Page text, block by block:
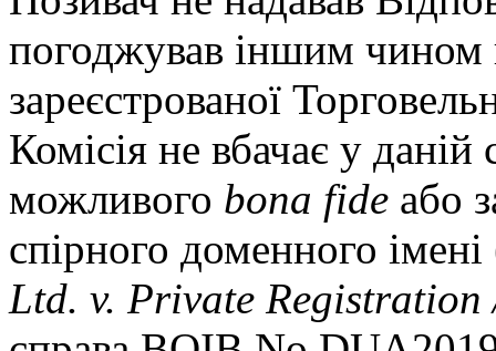
погоджував іншим чином
зареєстрованої
Комісія не вбачає у даній
можливого bona fide або
спірного доменного
Ltd. v. Private